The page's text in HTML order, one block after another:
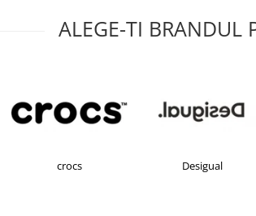
ALEGE-TI BRANDUL
crocs Desigual